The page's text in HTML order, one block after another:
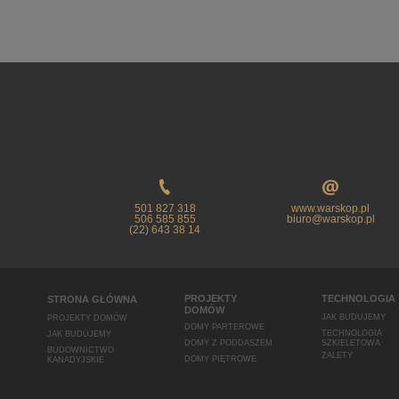
501 827 318
506 585 855
(22) 643 38 14
www.warskop.pl
biuro@warskop.pl
STRONA GŁÓWNA
PROJEKTY DOMÓW
JAK BUDUJEMY
BUDOWNICTWO
KANADYJSKIE
PROJEKTY
DOMÓW
DOMY PARTEROWE
DOMY Z PODDASZEM
DOMY PIĘTROWE
TECHNOLOGIA
JAK BUDUJEMY
TECHNOLOGIA
SZKIELETOWA
ZALETY